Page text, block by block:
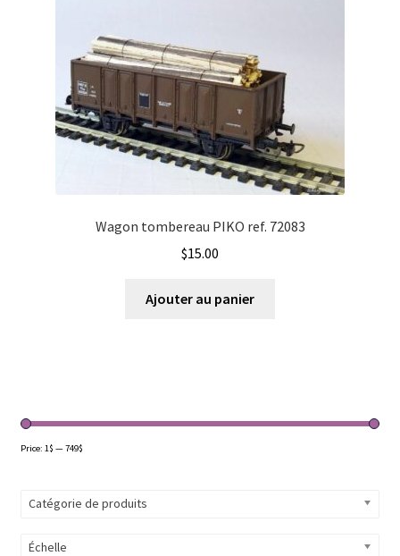
Wagon tombereau PIKO ref. 72083
$15.00
Ajouter au panier
Price: 1$ —749$
Catégorie de produits
Échelle